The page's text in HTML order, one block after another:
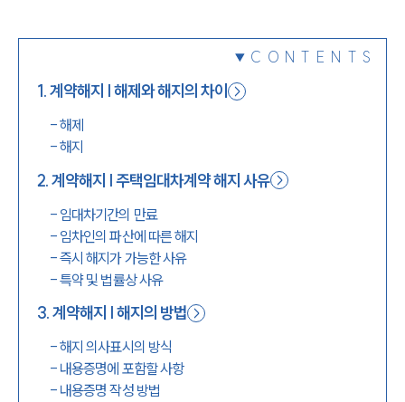
CONTENTS
1.계약해지 | 해제와 해지의 차이
-해제
-해지
2.계약해지 | 주택임대차계약 해지 사유
- 임대차기간의 만료
- 임차인의 파산에 따른 해지
-즉시 해지가 가능한 사유
-특약 및 법률상 사유
3.계약해지 | 해지의 방법
-해지 의사표시의 방식
- 내용증명에 포함할 사항
- 내용증명 작성 방법